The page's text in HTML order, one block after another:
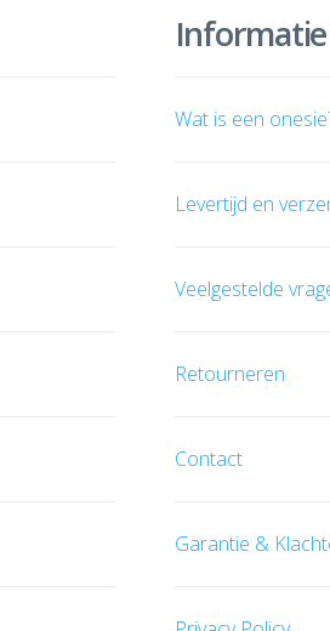
Informatie
Wat is een
Levertijd en
Veelgestelde
Retourneren
Contact
Garantie &